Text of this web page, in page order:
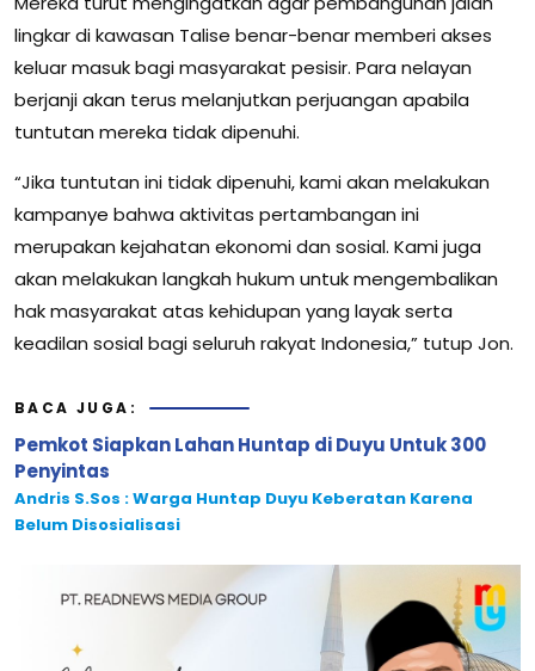
lingkar di kawasan Talise benar-benar memberi akses
keluar masuk bagi masyarakat pesisir. Para nelayan
berjanji akan terus melanjutkan perjuangan apabila
tuntutan mereka tidak dipenuhi.
“Jika tuntutan ini tidak dipenuhi, kami akan melakukan
kampanye bahwa aktivitas pertambangan ini
merupakan kejahatan ekonomi dan sosial. Kami juga
akan melakukan langkah hukum untuk mengembalikan
hak masyarakat atas kehidupan yang layak serta
keadilan sosial bagi seluruh rakyat Indonesia,” tutup Jon.
BACA JUGA:
Pemkot Siapkan Lahan Huntap di Duyu Untuk 300
Penyintas
Andris S.Sos : Warga Huntap Duyu Keberatan Karena
Belum Disosialisasi